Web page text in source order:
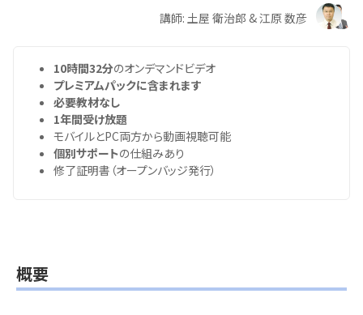
講師: 土屋 衛治郎 & 江原 数彦
10時間32分のオンデマンドビデオ
プレミアムパックに含まれます
必要教材なし
1年間受け放題
モバイルとPC両方から動画視聴可能
個別サポートの仕組みあり
修了証明書（オープンバッジ発行）
概要